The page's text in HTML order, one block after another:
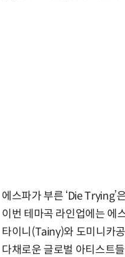
에스파가 부른 ‘Die Trying’
이번 테마곡 라인업에는 에
타이니(Tainy)와 도미니카
다채로운 글로벌 아티스트